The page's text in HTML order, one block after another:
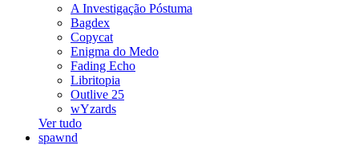
A Investigação Póstuma
Bagdex
Copycat
Enigma do Medo
Fading Echo
Libritopia
Outlive 25
wYzards
Ver tudo
spawnd